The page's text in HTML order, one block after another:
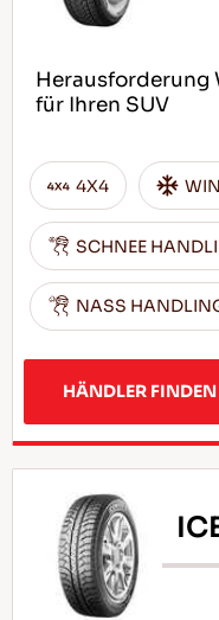
Herausforderung
für Ihren SUV
4X4
SCHNEE
NASS
HÄNDLER FINDEN